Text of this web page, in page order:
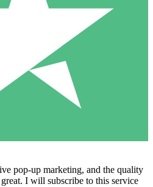
pop-up marketing, and the quality
I will subscribe to this service